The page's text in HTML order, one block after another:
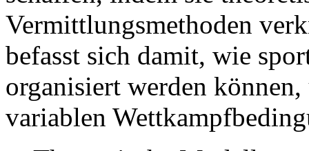
Vermittlungsmethoden
befasst sich damit, wie
organisiert werden
variablen